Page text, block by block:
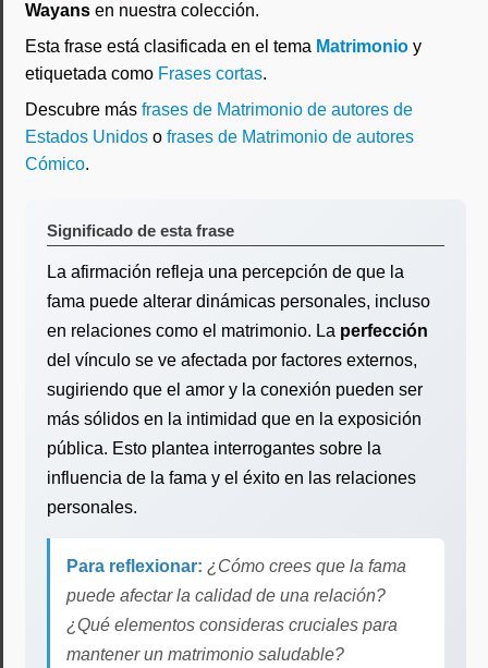
Wayans en nuestra colección.
Esta frase está clasificada en el tema Matrimonio y
etiquetada como Frases cortas.
Descubre más frases de Matrimonio de autores de
Estados Unidos o frases de Matrimonio de autores
Cómico.
Significado de esta frase
La afirmación refleja una percepción de que la
fama puede alterar dinámicas personales, incluso
en relaciones como el matrimonio. La perfección
del vínculo se ve afectada por factores externos,
sugiriendo que el amor y la conexión pueden ser
más sólidos en la intimidad que en la exposición
pública. Esto plantea interrogantes sobre la
influencia de la fama y el éxito en las relaciones
personales.
Para reflexionar: ¿Cómo crees que la fama
puede afectar la calidad de una relación?
¿Qué elementos consideras cruciales para
mantener un matrimonio saludable?